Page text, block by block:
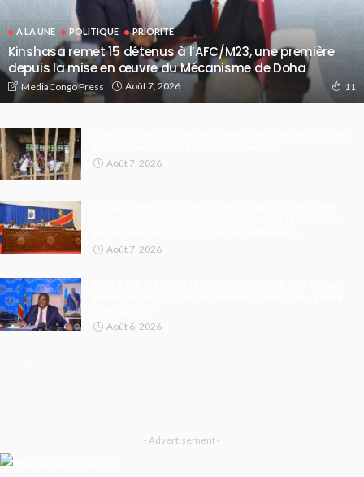
A LA UNE POLITIQUE PRIORITE
Kinshasa remet 15 détenus à l’AFC/M23, une première
depuis la mise en œuvre du Mécanisme de Doha
MediaCongo Press Août 7, 2026 11
Août 7, 2026
Août 7, 2026
Août 6, 2026
- Advertisement -